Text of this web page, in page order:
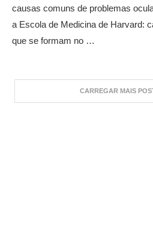
causas comuns de problemas
a Escola de Medicina de Harvard:
que se formam no …
CARREGAR MAIS